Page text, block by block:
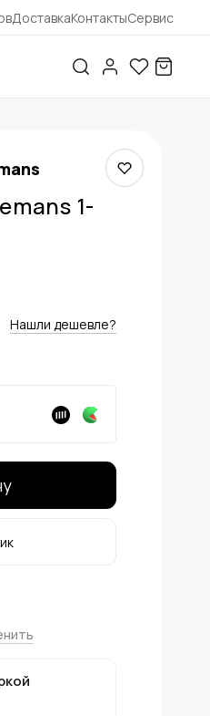
ДоставкаКонтактыСервис
1-
Нашли дешевле?